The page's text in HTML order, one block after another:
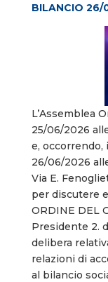
BILANCIO 26/
L’Assemblea
25/06/2026
e, occorrendo,
26/06/2026
Via E.
per discutere
ORDINE DEL
Presidente 2.
delibera
relazioni di
al bilancio